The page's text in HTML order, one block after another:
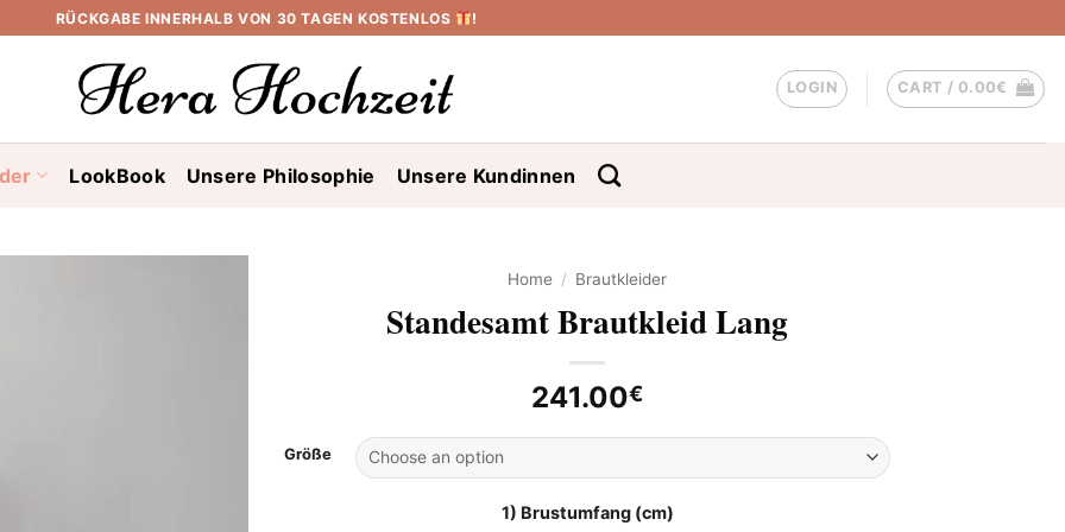
RÜCKGABE INNERHALB VON 30 TAGEN KOSTENLOS !
LOGIN CART / 0.00€
LookBook Unsere Philosophie Unsere Kundinnen
Home / Brautkleider
Standesamt Brautkleid Lang
241.00€
Größe
1) Brustumfang (cm)